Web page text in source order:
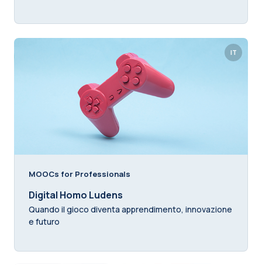
IT
MOOCs for Professionals
Digital Homo Ludens
Quando il gioco diventa apprendimento, innovazione
e futuro